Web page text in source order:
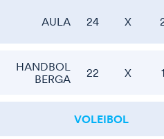
AULA 24 X
HANDBOL
BERGA
22 X
VOLEIBOL